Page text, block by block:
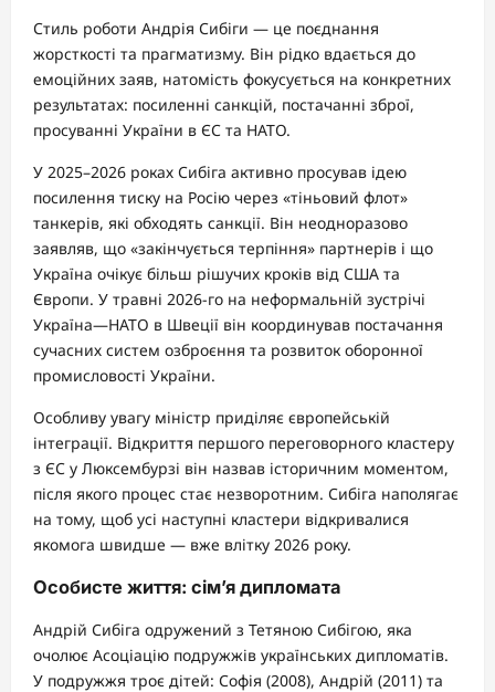
Стиль роботи Андрія Сибіги — це поєднання
жорсткості та прагматизму. Він рідко вдається до
емоційних заяв, натомість фокусується на конкретних
результатах: посиленні санкцій, постачанні зброї,
просуванні України в ЄС та НАТО.
У 2025–2026 роках Сибіга активно просував ідею
посилення тиску на Росію через «тіньовий флот»
танкерів, які обходять санкції. Він неодноразово
заявляв, що «закінчується терпіння» партнерів і що
Україна очікує більш рішучих кроків від США та
Європи. У травні 2026-го на неформальній зустрічі
Україна—НАТО в Швеції він координував постачання
сучасних систем озброєння та розвиток оборонної
промисловості України.
Особливу увагу міністр приділяє європейській
інтеграції. Відкриття першого переговорного кластеру
з ЄС у Люксембурзі він назвав історичним моментом,
після якого процес стає незворотним. Сибіга наполягає
на тому, щоб усі наступні кластери відкривалися
якомога швидше — вже влітку 2026 року.
Особисте життя: сім’я дипломата
Андрій Сибіга одружений з Тетяною Сибігою, яка
очолює Асоціацію подружжів українських дипломатів.
У подружжя троє дітей: Софія (2008), Андрій (2011) та